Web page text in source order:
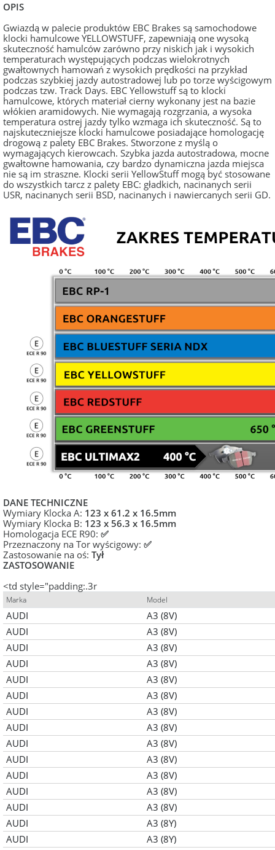
OPIS
Gwiazdą w palecie produktów EBC Brakes są samochodowe
klocki hamulcowe YELLOWSTUFF, zapewniają one wysoką
skuteczność hamulców zarówno przy niskich jak i wysokich
temperaturach występujących podczas wielokrotnych
gwałtownych hamowań z wysokich prędkości na przykład
podczas szybkiej jazdy autostradowej lub po torze wyścigowym
podczas tzw. Track Days. EBC Yellowstuff są to klocki
hamulcowe, których materiał cierny wykonany jest na bazie
włókien aramidowych. Nie wymagają rozgrzania, a wysoka
temperatura ostrej jazdy tylko wzmaga ich skuteczność. Są to
najskuteczniejsze klocki hamulcowe posiadające homologację
drogową z palety EBC Brakes. Stworzone z myślą o
wymagających kierowcach. Szybka jazda autostradowa, mocne
gwałtowne hamowania, czy bardzo dynamiczna jazda miejsca
nie są im straszne. Klocki serii YellowStuff mogą być stosowane
do wszystkich tarcz z palety EBC: gładkich, nacinanych serii
USR, nacinanych serii BSD, nacinanych i nawiercanych serii GD.
DANE TECHNICZNE
Wymiary Klocka A: 123 x 61.2 x 16.5mm
Wymiary Klocka B: 123 x 56.3 x 16.5mm
Homologacja ECE R90: ✅
Przeznaczony na Tor wyścigowy: ✅
Zastosowanie na oś: Tył
ZASTOSOWANIE
<td style="padding:.3r
Marka Model
AUDI
A3 (8V)
AUDI
A3 (8V)
AUDI
A3 (8V)
AUDI
A3 (8V)
AUDI
A3 (8V)
AUDI
A3 (8V)
AUDI
A3 (8V)
AUDI
A3 (8V)
AUDI
A3 (8V)
AUDI
A3 (8V)
AUDI
A3 (8V)
AUDI
A3 (8V)
AUDI
A3 (8V)
AUDI
A3 (8Y)
AUDI
A3 (8Y)